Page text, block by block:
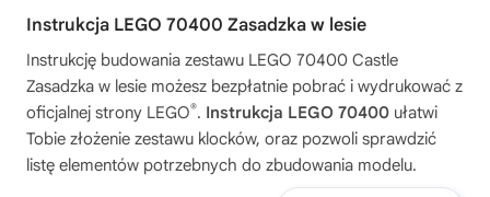
Instrukcja LEGO 70400 Zasadzka w lesie
Instrukcję budowania zestawu LEGO 70400 Castle
Zasadzka w lesie możesz bezpłatnie pobrać i wydrukować z
oficjalnej strony LEGO®. Instrukcja LEGO 70400 ułatwi
Tobie złożenie zestawu klocków, oraz pozwoli sprawdzić
listę elementów potrzebnych do zbudowania modelu.